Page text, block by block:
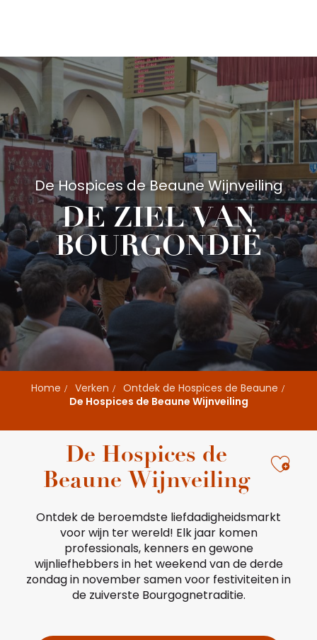
principal
De Hospices de Beaune Wijnveiling
DE ZIEL VAN
BOURGONDIË
Home Verken
Ontdek de Hospices de Beaune
De Hospices de Beaune Wijnveiling
De Hospices de
Beaune Wijnveiling
Ontdek de beroemdste liefdadigheidsmarkt
voor wijn ter wereld! Elk jaar komen
professionals, kenners en gewone
wijnliefhebbers in het weekend van de derde
zondag in november samen voor festiviteiten in
de zuiverste Bourgognetraditie.